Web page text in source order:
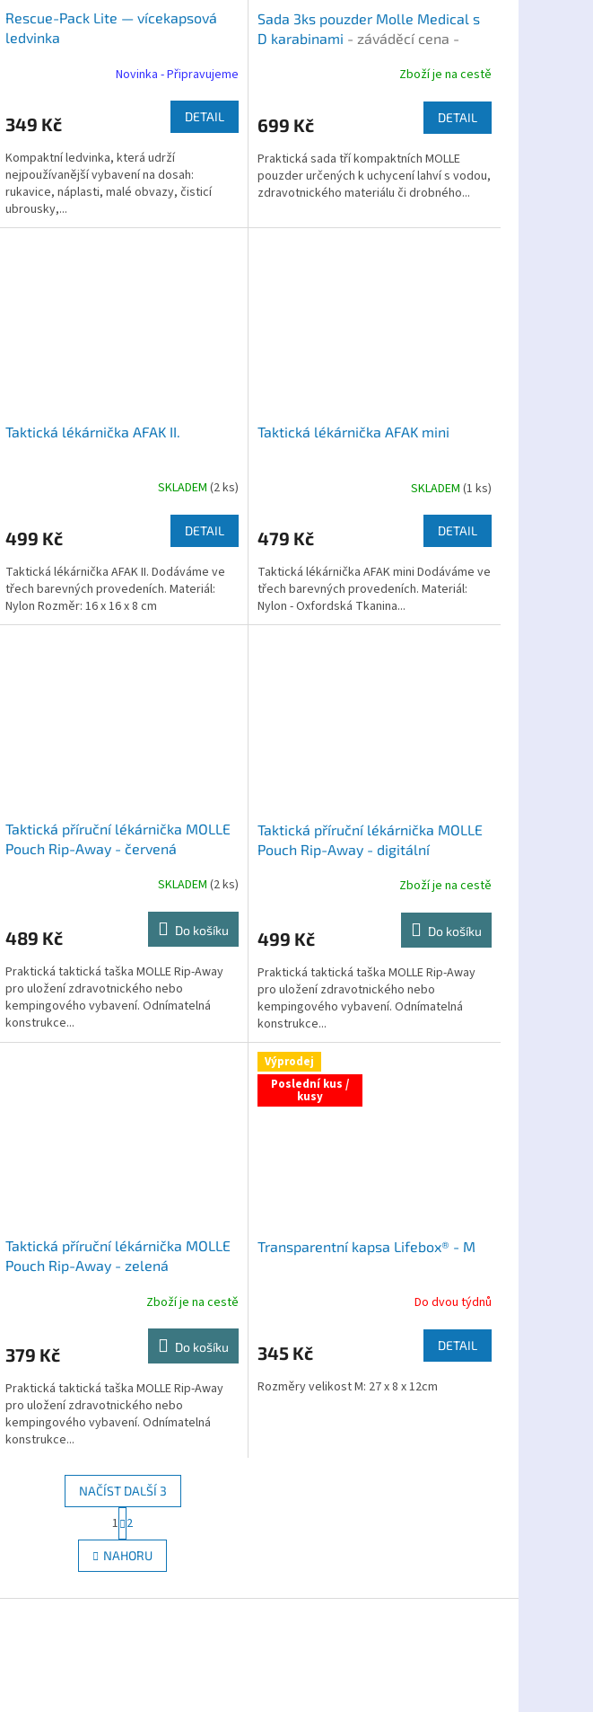
Rescue-Pack Lite — vícekapsová
ledvinka
Novinka - Připravujeme
349 Kč DETAIL
Kompaktní ledvinka, která udrží
nejpoužívanější vybavení na dosah:
rukavice, náplasti, malé obvazy, čisticí
ubrousky,...
Sada 3ks pouzder Molle Medical s
D karabinami - záváděcí cena -
Zboží je na cestě
699 Kč DETAIL
Praktická sada tří kompaktních MOLLE
pouzder určených k uchycení lahví s vodou,
zdravotnického materiálu či drobného...
Taktická lékárnička AFAK II.
SKLADEM (2 ks)
499 Kč DETAIL
Taktická lékárnička AFAK II. Dodáváme ve
třech barevných provedeních. Materiál:
Nylon Rozměr: 16 x 16 x 8 cm
Taktická lékárnička AFAK mini
SKLADEM (1 ks)
479 Kč DETAIL
Taktická lékárnička AFAK mini Dodáváme ve
třech barevných provedeních. Materiál:
Nylon - Oxfordská Tkanina...
Taktická příruční lékárnička MOLLE
Pouch Rip-Away - červená
SKLADEM (2 ks)
489 Kč Do košíku
Praktická taktická taška MOLLE Rip-Away
pro uložení zdravotnického nebo
kempingového vybavení. Odnímatelná
konstrukce...
Taktická příruční lékárnička MOLLE
Pouch Rip-Away - digitální
Zboží je na cestě
499 Kč Do košíku
Praktická taktická taška MOLLE Rip-Away
pro uložení zdravotnického nebo
kempingového vybavení. Odnímatelná
konstrukce...
Taktická příruční lékárnička MOLLE
Pouch Rip-Away - zelená
Zboží je na cestě
379 Kč Do košíku
Praktická taktická taška MOLLE Rip-Away
pro uložení zdravotnického nebo
kempingového vybavení. Odnímatelná
konstrukce...
Výprodej
Poslední kus /
kusy
Transparentní kapsa Lifebox® - M
Do dvou týdnů
345 Kč DETAIL
Rozměry velikost M: 27 x 8 x 12cm
O
v
l
d
NAČÍST DALŠÍ 3
S
t
r
á
n
1 2
NAHORU